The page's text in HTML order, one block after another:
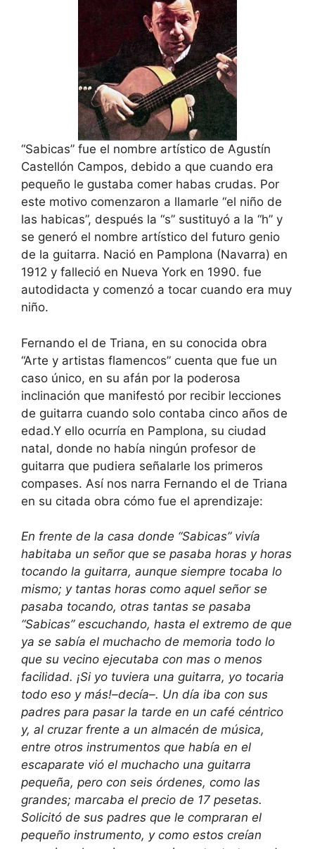
“Sabicas” fue el nombre artístico de Agustín
Castellón Campos, debido a que cuando era
pequeño le gustaba comer habas crudas. Por
este motivo comenzaron a llamarle “el niño de
las habicas”, después la “s” sustituyó a la “h” y
se generó el nombre artístico del futuro genio
de la guitarra. Nació en Pamplona (Navarra) en
1912 y falleció en Nueva York en 1990. fue
autodidacta y comenzó a tocar cuando era muy
niño.
Fernando el de Triana, en su conocida obra
“Arte y artistas flamencos” cuenta que fue un
caso único, en su afán por la poderosa
inclinación que manifestó por recibir lecciones
de guitarra cuando solo contaba cinco años de
edad.Y ello ocurría en Pamplona, su ciudad
natal, donde no había ningún profesor de
guitarra que pudiera señalarle los primeros
compases. Así nos narra Fernando el de Triana
en su citada obra cómo fue el aprendizaje:
En frente de la casa donde “Sabicas” vivía
habitaba un señor que se pasaba horas y horas
tocando la guitarra, aunque siempre tocaba lo
mismo; y tantas horas como aquel señor se
pasaba tocando, otras tantas se pasaba
“Sabicas” escuchando, hasta el extremo de que
ya se sabía el muchacho de memoria todo lo
que su vecino ejecutaba con mas o menos
facilidad. ¡Si yo tuviera una guitarra, yo tocaria
todo eso y más!–decía–. Un día iba con sus
padres para pasar la tarde en un café céntrico
y, al cruzar frente a un almacén de música,
entre otros instrumentos que había en el
escaparate vió el muchacho una guitarra
pequeña, pero con seis órdenes, como las
grandes; marcaba el precio de 17 pesetas.
Solicitó de sus padres que le compraran el
pequeño instrumento, y como estos creían